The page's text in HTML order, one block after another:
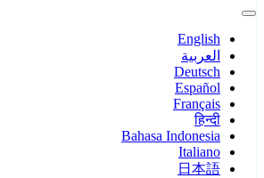
English
العربية
Deutsch
Español
Français
हिन्दी
Bahasa Indonesia
Italiano
日本語